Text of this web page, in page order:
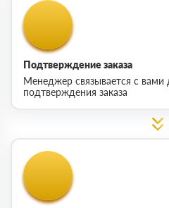
Подтверждение заказа
Менеджер связывается с вами
подтверждения заказа